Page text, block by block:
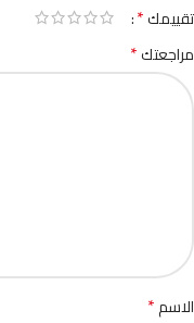
تقييمك*
مراجعتك*
الاسم*